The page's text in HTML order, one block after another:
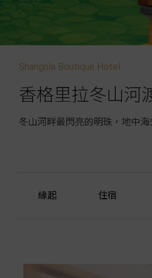
Shangrila Boutique Hotel
香格里拉冬山河
冬山河畔最閃亮的明珠，地中海
緣起 住宿